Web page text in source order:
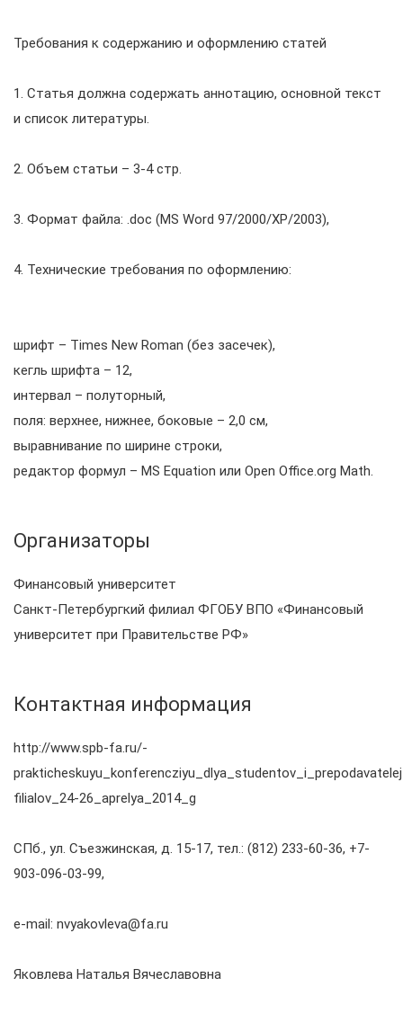
Требования к содержанию и оформлению статей
1. Статья должна содержать аннотацию, основной текст
и список литературы.
2. Объем статьи – 3-4 стр.
3. Формат файла: .doc (MS Word 97/2000/XP/2003),
4. Технические требования по оформлению:
шрифт – Times New Roman (без засечек),
кегль шрифта – 12,
интервал – полуторный,
поля: верхнее, нижнее, боковые – 2,0 см,
выравнивание по ширине строки,
редактор формул – MS Equation или Open Office.org Math.
Организаторы
Финансовый университет
Санкт-Петербургкий филиал ФГОБУ ВПО «Финансовый
университет при Правительстве РФ»
Контактная информация
http://www.spb-fa.ru/-
filialov_24-26_aprelya_2014_g
СПб., ул. Съезжинская, д. 15-17, тел.: (812) 233-60-36, +7-
903-096-03-99,
е-mail: nvyakovleva@fa.ru
Яковлева Наталья Вячеславовна